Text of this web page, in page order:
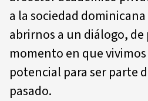
a la sociedad
abrirnos a un diálogo,
momento en que
potencial para ser parte
pasado.